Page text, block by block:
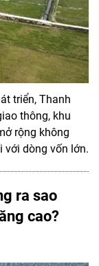
triển, Thanh
thông, khu
rộng không
với dòng vốn lớn.
ra sao
cao?